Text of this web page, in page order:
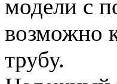
модели с
возможно
трубу.